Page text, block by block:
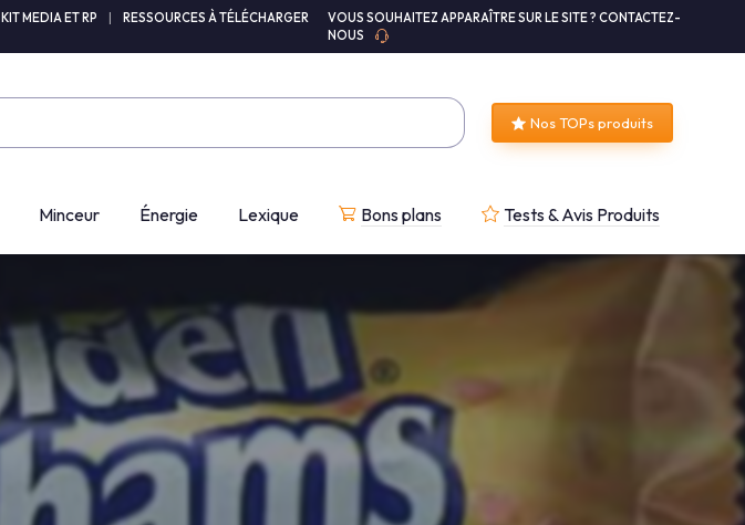
KIT MEDIA ET RP
RESSOURCES À TÉLÉCHARGER
VOUS SOUHAITEZ APPARAÎTRE SUR LE SITE ? CONTACTEZ-
NOUS
Nos TOPs produits
Minceur Énergie Lexique Bons plans Tests & Avis Produits